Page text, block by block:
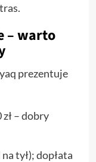
– warto
prezentuje
– dobry
tył); dopłata